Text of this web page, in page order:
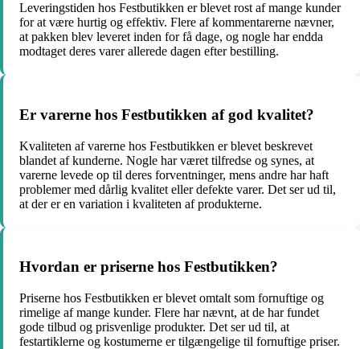
Leveringstiden hos Festbutikken er blevet rost af mange kunder
for at være hurtig og effektiv. Flere af kommentarerne nævner,
at pakken blev leveret inden for få dage, og nogle har endda
modtaget deres varer allerede dagen efter bestilling.
Er varerne hos Festbutikken af god kvalitet?
Kvaliteten af varerne hos Festbutikken er blevet beskrevet
blandet af kunderne. Nogle har været tilfredse og synes, at
varerne levede op til deres forventninger, mens andre har haft
problemer med dårlig kvalitet eller defekte varer. Det ser ud til,
at der er en variation i kvaliteten af produkterne.
Hvordan er priserne hos Festbutikken?
Priserne hos Festbutikken er blevet omtalt som fornuftige og
rimelige af mange kunder. Flere har nævnt, at de har fundet
gode tilbud og prisvenlige produkter. Det ser ud til, at
festartiklerne og kostumerne er tilgængelige til fornuftige priser.